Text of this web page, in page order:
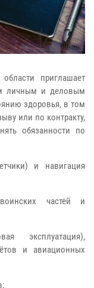
приглашает
личным и деловым
здоровья, в том
или по контракту,
обязанности по
и навигация
частей и
эксплуатация),
и авиационных